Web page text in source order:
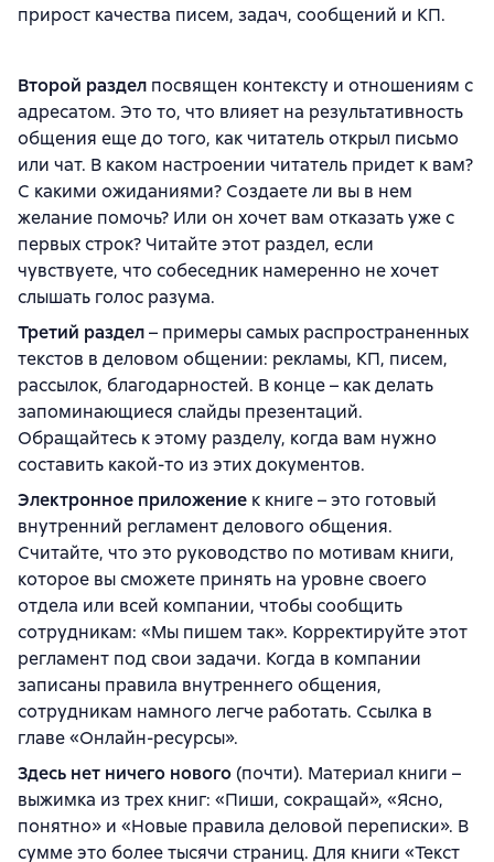
прирост качества писем, задач, сообщений и КП.
Второй раздел посвящен контексту и отношениям с
адресатом. Это то, что влияет на результативность
общения еще до того, как читатель открыл письмо
или чат. В каком настроении читатель придет к вам?
С какими ожиданиями? Создаете ли вы в нем
желание помочь? Или он хочет вам отказать уже с
первых строк? Читайте этот раздел, если
чувствуете, что собеседник намеренно не хочет
слышать голос разума.
Третий раздел– примеры самых распространенных
текстов в деловом общении: рекламы, КП, писем,
рассылок, благодарностей. В конце – как делать
запоминающиеся слайды презентаций.
Обращайтесь к этому разделу, когда вам нужно
составить какой-то из этих документов.
Электронное приложение к книге – это готовый
внутренний регламент делового общения.
Считайте, что это руководство по мотивам книги,
которое вы сможете принять на уровне своего
отдела или всей компании, чтобы сообщить
сотрудникам: «Мы пишем так». Корректируйте этот
регламент под свои задачи. Когда в компании
записаны правила внутреннего общения,
сотрудникам намного легче работать. Ссылка в
главе «Онлайн-ресурсы».
Здесь нет ничего нового (почти). Материал книги –
выжимка из трех книг: «Пиши, сокращай», «Ясно,
понятно» и «Новые правила деловой переписки». В
сумме это более тысячи страниц. Для книги «Текст